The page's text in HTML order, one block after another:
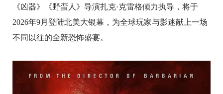
《凶器》《野蛮人》导演扎克·克雷格倾力执导，将于
2026年9月登陆北美大银幕，为全球玩家与影迷献上一场
不同以往的全新恐怖盛宴。